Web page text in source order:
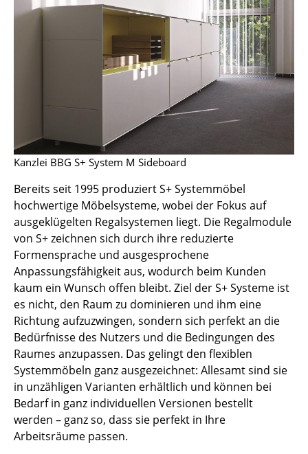
Kinderstühle
Schaukelstühle
Bürodrehstühle
Konferenzstühle
Bürosessel
... alle Sitzmöbel
Tische
Esstische
Beistelltische
Couchtische
Schreibtische
Sekretäre & PC-Tische
Kanzlei BBG S+ System M Sideboard
Bereits seit 1995 produziert S+ Systemmöbel
hochwertige Möbelsysteme, wobei der Fokus auf
ausgeklügelten Regalsystemen liegt. Die Regalmodule
von S+ zeichnen sich durch ihre reduzierte
Formensprache und ausgesprochene
Anpassungsfähigkeit aus, wodurch beim Kunden
kaum ein Wunsch offen bleibt. Ziel der S+ Systeme ist
es nicht, den Raum zu dominieren und ihm eine
Richtung aufzuzwingen, sondern sich perfekt an die
Bedürfnisse des Nutzers und die Bedingungen des
Raumes anzupassen. Das gelingt den flexiblen
Systemmöbeln ganz ausgezeichnet: Allesamt sind sie
in unzähligen Varianten erhältlich und können bei
Bedarf in ganz individuellen Versionen bestellt
werden – ganz so, dass sie perfekt in Ihre
Arbeitsräume passen.